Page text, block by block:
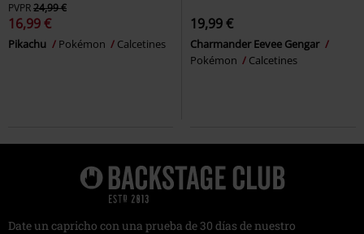
PVPR24,99 €
16,99 €
Pikachu Pokémon Calcetines
19,99 €
Charmander Eevee Gengar
Pokémon
Calcetines
Date un capricho con una prueba de 30 días de nuestro